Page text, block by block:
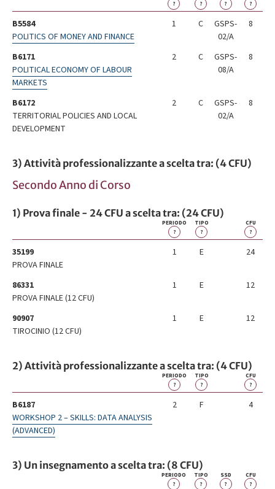
?
?
?
?
B5584
POLITICS OF MONEY AND FINANCE
1 C
GSPS-
02/A
8
B6171
POLITICAL ECONOMY OF LABOUR
MARKETS
2 C
GSPS-
08/A
8
B6172
TERRITORIAL POLICIES AND LOCAL
DEVELOPMENT
2 C
GSPS-
02/A
8
3) Attività professionalizzante a scelta tra: (4 CFU)
Secondo Anno di Corso
1) Prova finale - 24 CFU a scelta tra: (24 CFU)
PERIODO
?
TIPO
?
CFU
?
35199
PROVA FINALE
1 E 24
86331
PROVA FINALE (12 CFU)
1 E 12
90907
TIROCINIO (12 CFU)
1 E 12
2) Attività professionalizzante a scelta tra: (4 CFU)
PERIODO
?
TIPO
?
CFU
?
B6187
WORKSHOP 2 – SKILLS: DATA ANALYSIS
(ADVANCED)
2 F 4
3) Un insegnamento a scelta tra: (8 CFU)
PERIODO
?
TIPO
?
SSD
?
CFU
?